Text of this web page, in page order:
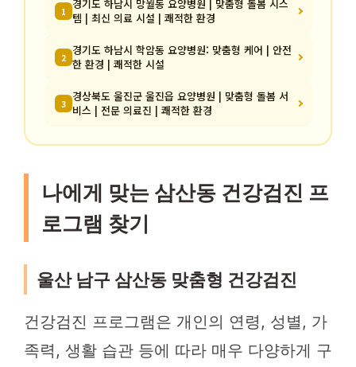
1 경기도 하남시 망월동 요양병원 | 맞춤형 돌봄 시스
템 | 최신 의료 시설 | 쾌적한 환경
2 경기도 하남시 학암동 요양병원: 맞춤형 케어 | 안전
한 환경 | 쾌적한 시설
3 경상북도 울진군 울진읍 요양병원 | 맞춤형 돌봄 서
비스 | 전문 의료진 | 쾌적한 환경
나에게 맞는 삼산동 건강검진 프
로그램 찾기
울산 남구 삼산동 맞춤형 건강검진
건강검진 프로그램은 개인의 연령, 성별, 가
족력, 생활 습관 등에 따라 매우 다양하게 구